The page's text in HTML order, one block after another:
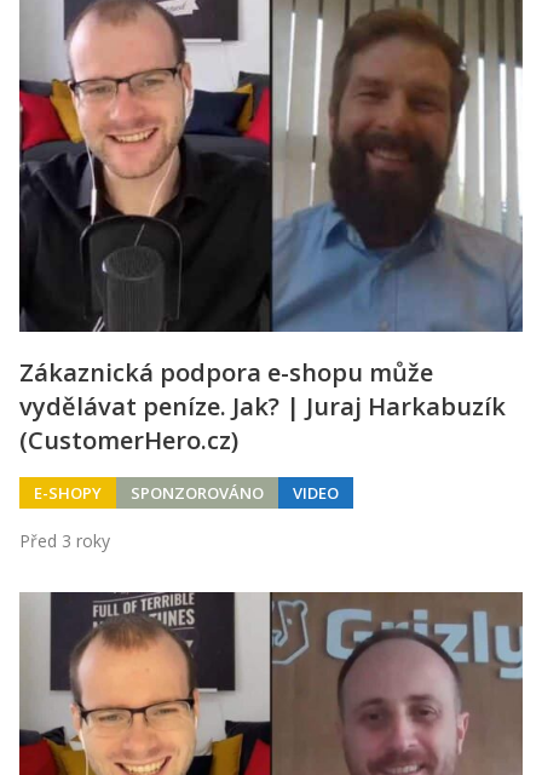
Zákaznická podpora e-shopu může
vydělávat peníze. Jak? | Juraj Harkabuzík
(CustomerHero.cz)
E-SHOPY SPONZOROVÁNO VIDEO
Před 3 roky